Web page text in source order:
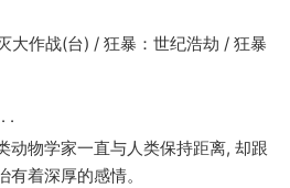
大作战(台) / 狂暴：世纪浩劫 / 狂暴
·
物学家一直与人类保持距离, 却跟
着深厚的感情。